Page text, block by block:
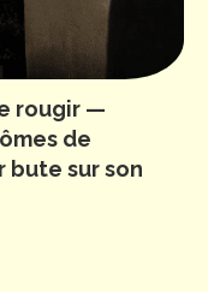
rougir —
de
bute sur son